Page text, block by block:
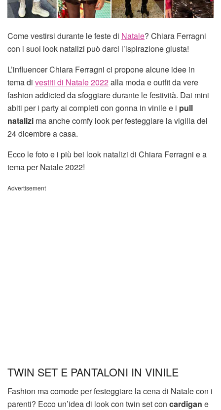
Come vestirsi durante le feste di Natale? Chiara Ferragni
con i suoi look natalizi può darci l’ispirazione giusta!
L’influencer Chiara Ferragni ci propone alcune idee in
tema di vestiti di Natale 2022alla moda e outfit da vere
fashion addicted da sfoggiare durante le festività. Dai mini
abiti per i party ai completi con gonna in vinile e i pull
natalizi ma anche comfy look per festeggiare la vigilia del
24 dicembre a casa.
Ecco le foto e i più bei look natalizi di Chiara Ferragni e a
tema per Natale 2022!
Advertisement
TWIN SET E PANTALONI IN VINILE
Fashion ma comode per festeggiare la cena di Natale con i
parenti? Ecco un’idea di look con twin set con cardigan e